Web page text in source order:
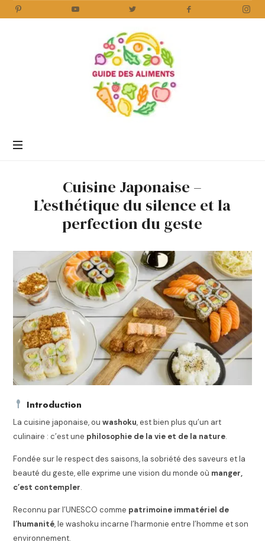
Aliments
www.guidedesaliments.comCuisine Japonaise –
L’esthétique du silence et la
perfection du geste
Introduction
La cuisine japonaise, ouwashoku, est bien plus qu’un art
culinaire : c’est une philosophie de la vie et de la nature.
Fondée sur le respect des saisons, la sobriété des saveurs et la
beauté du geste, elle exprime une vision du monde où manger,
c’est contempler.
Reconnu par l’UNESCO comme patrimoine immatériel de
l’humanité, le washoku incarne l’harmonie entre l’homme et son
environnement.